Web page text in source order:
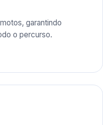
garantindo
o percurso.